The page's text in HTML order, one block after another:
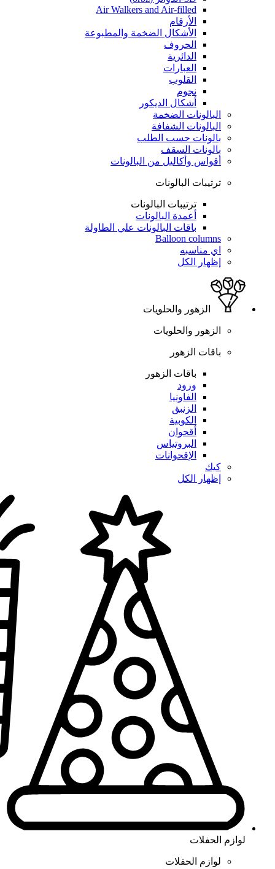
Air Walkers and Air-filled
الأرقام
الأشكال الضخمة والمطبوعة
الحروف
الدائرية
العبارات
القلوب
نجوم
أشكال الديكور
البالونات الضخمة
البالونات الشفافة
بالونات حسب الطلب
بالونات السقف
أقواس وأكاليل من البالونات
ترتيبات البالونات
ترتيبات البالونات
أعمدة البالونات
باقات البالونات علي الطاولة
Balloon columns
اي مناسبه
إظهار الكل
الزهور والحلويات
الزهور والحلويات
باقات الزهور
باقات الزهور
ورود
الفاونيا
الزنبق
الكوبية
أقحوان
البروتياس
الإقحوانات
كيك
إظهار الكل
لوازم الحفلات
لوازم الحفلات